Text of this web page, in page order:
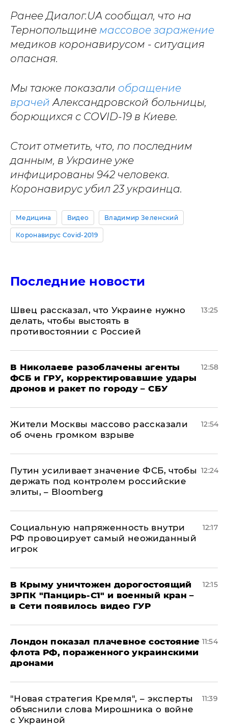
Ранее Диалог.UA сообщал, что на
Тернопольщине массовое заражение
медиков коронавирусом - ситуация
опасная.
Мы также показали обращение
врачей Александровской больницы,
борющихся с COVID-19 в Киеве.
Стоит отметить, что, по последним
данным, в Украине уже
инфицированы 942 человека.
Коронавирус убил 23 украинца.
Медицина Видео Владимир Зеленский
Коронавирус Covid-2019
Последние новости
Швец рассказал, что Украине нужно
делать, чтобы выстоять в
противостоянии с Россией
13:25
В Николаеве разоблачены агенты
ФСБ и ГРУ, корректировавшие удары
дронов и ракет по городу – СБУ
12:58
Жители Москвы массово рассказали
об очень громком взрыве
12:54
Путин усиливает значение ФСБ, чтобы
держать под контролем российские
элиты, – Bloomberg
12:24
Социальную напряженность внутри
РФ провоцирует самый неожиданный
игрок
12:17
В Крыму уничтожен дорогостоящий
ЗРПК "Панцирь-С1" и военный кран –
в Сети появилось видео ГУР
12:15
Лондон показал плачевное состояние
флота РФ, пораженного украинскими
дронами
11:54
"Новая стратегия Кремля", – эксперты
объяснили слова Мирошника о войне
с Украиной
11:39